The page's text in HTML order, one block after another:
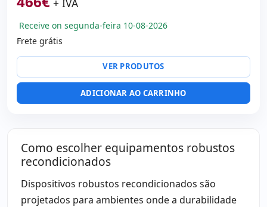
Led 14 '' HD 16: 9 · Resolução 1366x768
Portas de vídeo:
Multimídia: Leitor SD
Layout do teclado Internacional
(adesivos espanhol)
hR embalagens
Receive on segunda-feira 10-08-2026
Frete grátis
VER PRODUTOS
ADICIONAR AO CARRINHO
Como escolher equipamentos robustos
recondicionados
Dispositivos robustos recondicionados são
projetados para ambientes onde a durabilidade